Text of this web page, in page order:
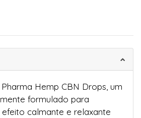
Hemp CBN Drops, um
formulado para
calmante e relaxante